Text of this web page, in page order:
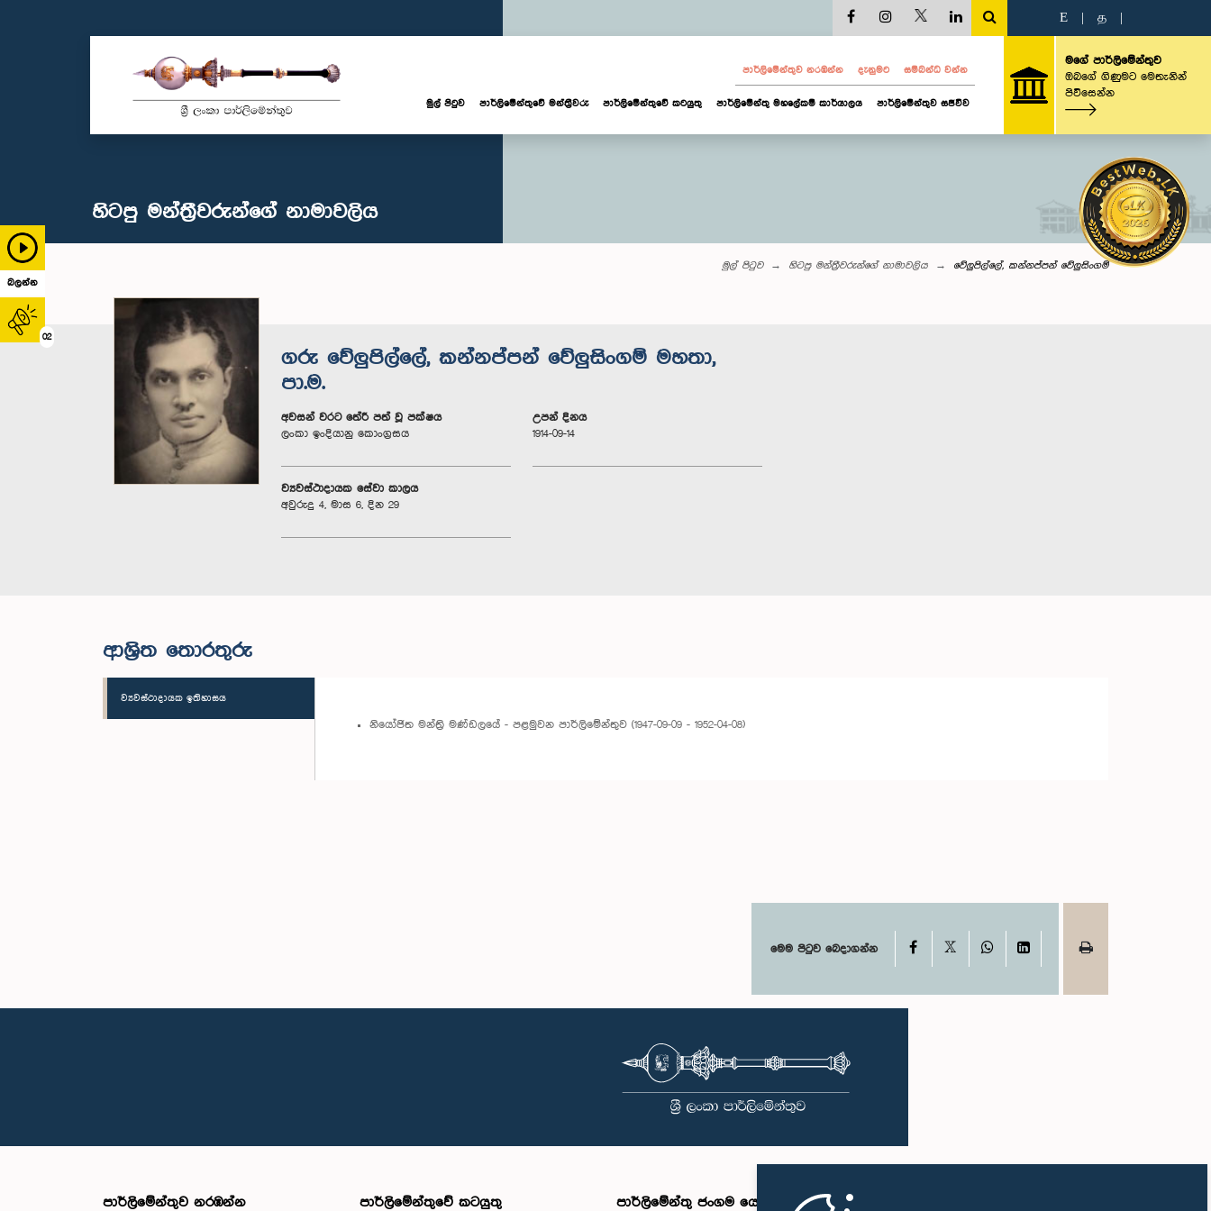
බලන්න
02
E த
පාර්ලි‌මේන්තුව නරඹන්න දැනුමට සම්බන්ධ වන්න
මුල් පිටුව පාර්ලි‌මේන්තුවේ මන්ත්‍රීවරු පාර්ලිමේන්තුවේ කටයුතු පාර්ලිමේන්තු මහලේකම් කාර්යාලය පාර්ලිමේන්තුව සජීවීව
මගේ පාර්ලිමේන්තුව
ඔබගේ ගිණුමට මෙතැනින්
පිවිසෙන්න
හිටපු මන්ත්‍රීවරුන්ගේ නාමාවලිය
මුල් පිටුව හිටපු මන්ත්‍රීවරුන්ගේ නාමාවලිය වේලුපිල්ලේ, කන්නප්පන් වේලුසිංගම්
ගරු වේලුපිල්ලේ, කන්නප්පන් වේලුසිංගම් මහතා,
පා.ම.
අවසන් වරට තේරී පත් වූ පක්ෂය
ලංකා ඉංදියානු කොංග්‍රසය
උපන් දිනය
1914-09-14
ව්‍යවස්ථාදායක සේවා කාලය
අවුරුදු 4, මාස 6, දින 29
ආශ්‍රිත තොරතුරු
ව්‍යවස්ථාදායක ඉතිහාසය
නියෝජිත මන්ත්‍රි මණ්ඩලයේ - පළමුවන පාර්ලිමේන්තුව (1947-09-09 - 1952-04-08)
මෙම පිටුව බෙදාගන්න Facebook WhatsAppLinkedIn
පාර්ලි‌මේන්තුව නරඹන්න පාර්ලිමේන්තුවේ කටයුතු පාර්ලිමේන්තු ජංගම යෙදුම